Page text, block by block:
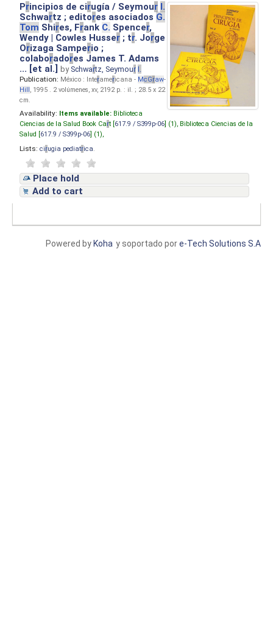
Principios de cirugía / Seymour I.
Schwartz ; editores asociados G.
Tom Shires, Frank C. Spencer,
Wendy | Cowles Husser ; tr. Jorge
Orizaga Samperio ;
colaboradores James T. Adams
... [et al.]by Schwartz, Seymour I.
Publication: México : Interamericana - McGraw-
Hill, 1995 . 2 volúmenes, xv, 2192 p. : il. ; 28.5 x 22
cm.
Availability: Items available: Biblioteca
Ciencias de la Salud Book Cart [ 617.9 / S399p-06 ] (1), Biblioteca Ciencias de la
Salud [ 617.9 / S399p-06 ] (1),
Lists: cirugia pediatrica
Place hold
Add to cart
y soportado pore-Tech Solutions S.A
Powered by Koha